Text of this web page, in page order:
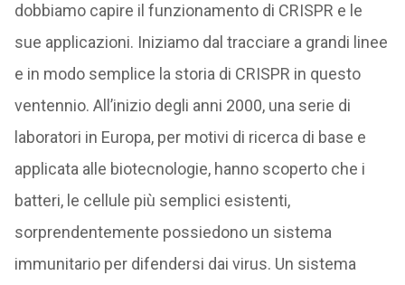
dobbiamo capire il funzionamento di CRISPR e le
sue applicazioni. Iniziamo dal tracciare a grandi linee
e in modo semplice la storia di CRISPR in questo
ventennio. All’inizio degli anni 2000, una serie di
laboratori in Europa, per motivi di ricerca di base e
applicata alle biotecnologie, hanno scoperto che i
batteri, le cellule più semplici esistenti,
sorprendentemente possiedono un sistema
immunitario per difendersi dai virus. Un sistema